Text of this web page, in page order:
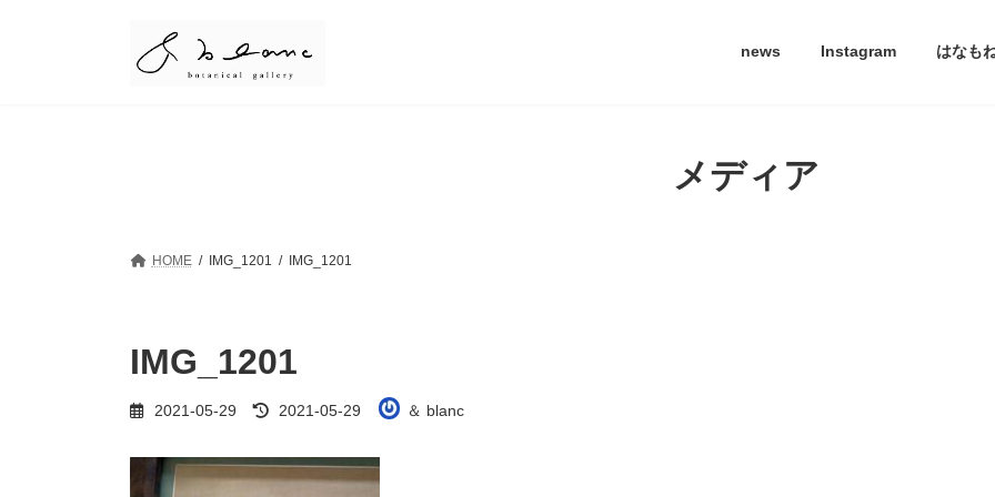
news Instagram はなも
メディア
HOME IMG_1201 IMG_1201
IMG_1201
2021-05-29
最
終
新
日
2021-05-29 ＆ blanc